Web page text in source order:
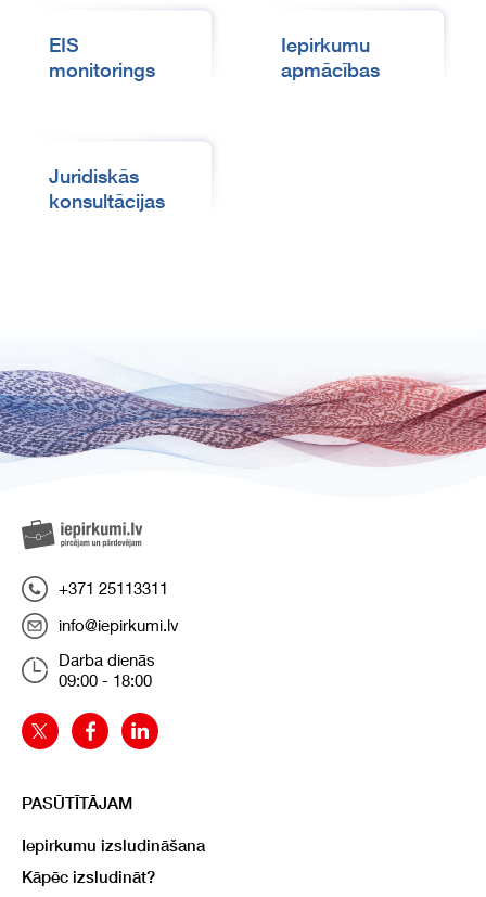
EIS
monitorings
Iepirkumu
apmācības
Juridiskās
konsultācijas
+371 25113311
info@iepirkumi.lv
Darba dienās
09:00 - 18:00
PASŪTĪTĀJAM
Iepirkumu izsludināšana
Kāpēc izsludināt?